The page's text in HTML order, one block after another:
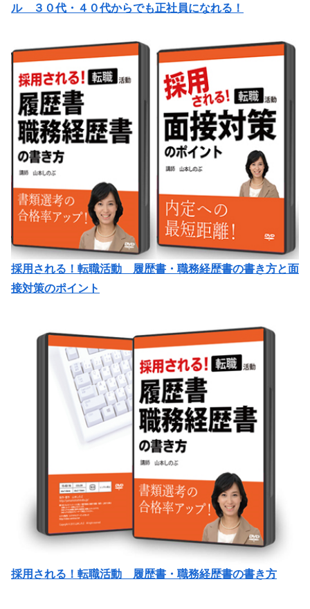
ル ３０代・４０代からでも正社員になれる！
採用される！転職活動 履歴書・職務経歴書の書き方と面
接対策のポイント
採用される！転職活動 履歴書・職務経歴書の書き方